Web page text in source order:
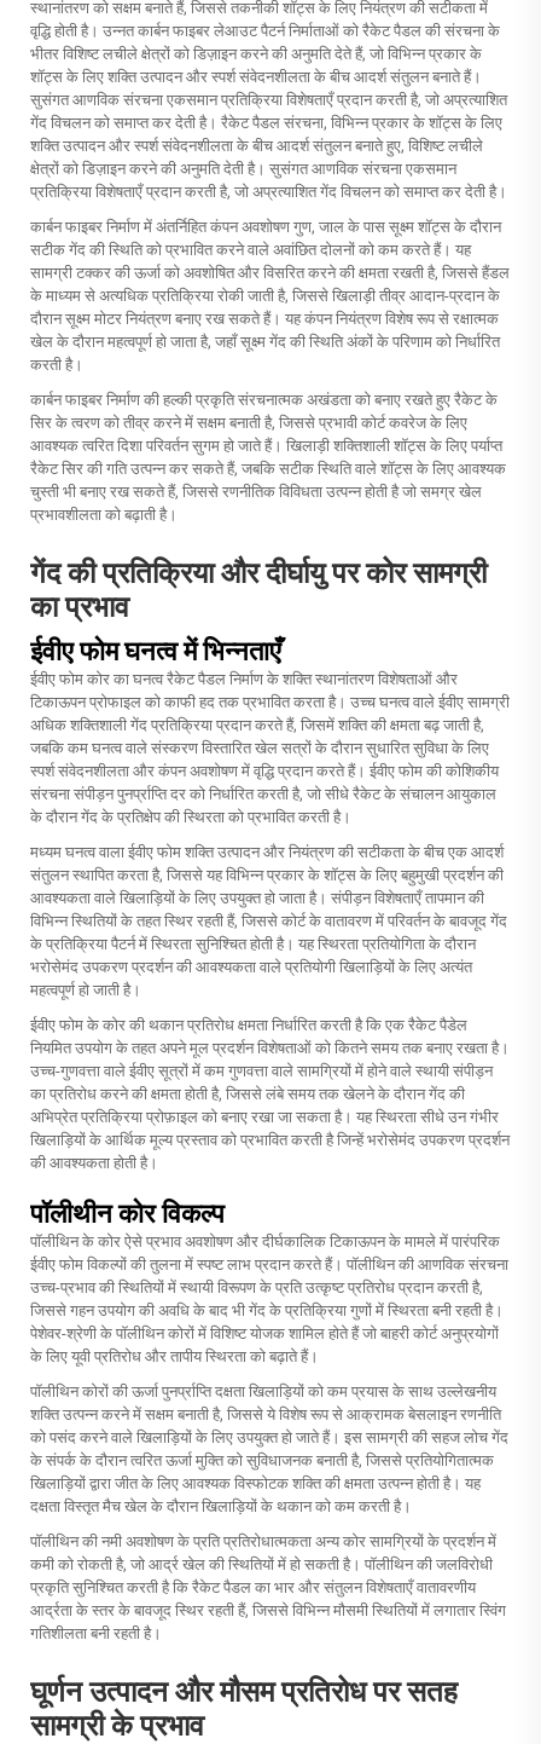
स्थानांतरण को सक्षम बनाते हैं, जिससे तकनीकी शॉट्स के लिए नियंत्रण की सटीकता में
वृद्धि होती है। उन्नत कार्बन फाइबर लेआउट पैटर्न निर्माताओं को रैकेट पैडल की संरचना के
भीतर विशिष्ट लचीले क्षेत्रों को डिज़ाइन करने की अनुमति देते हैं, जो विभिन्न प्रकार के
शॉट्स के लिए शक्ति उत्पादन और स्पर्श संवेदनशीलता के बीच आदर्श संतुलन बनाते हैं।
सुसंगत आणविक संरचना एकसमान प्रतिक्रिया विशेषताएँ प्रदान करती है, जो अप्रत्याशित
गेंद विचलन को समाप्त कर देती है। रैकेट पैडल संरचना, विभिन्न प्रकार के शॉट्स के लिए
शक्ति उत्पादन और स्पर्श संवेदनशीलता के बीच आदर्श संतुलन बनाते हुए, विशिष्ट लचीले
क्षेत्रों को डिज़ाइन करने की अनुमति देती है। सुसंगत आणविक संरचना एकसमान
प्रतिक्रिया विशेषताएँ प्रदान करती है, जो अप्रत्याशित गेंद विचलन को समाप्त कर देती है।
कार्बन फाइबर निर्माण में अंतर्निहित कंपन अवशोषण गुण, जाल के पास सूक्ष्म शॉट्स के दौरान
सटीक गेंद की स्थिति को प्रभावित करने वाले अवांछित दोलनों को कम करते हैं। यह
सामग्री टक्कर की ऊर्जा को अवशोषित और विसरित करने की क्षमता रखती है, जिससे हैंडल
के माध्यम से अत्यधिक प्रतिक्रिया रोकी जाती है, जिससे खिलाड़ी तीव्र आदान-प्रदान के
दौरान सूक्ष्म मोटर नियंत्रण बनाए रख सकते हैं। यह कंपन नियंत्रण विशेष रूप से रक्षात्मक
खेल के दौरान महत्वपूर्ण हो जाता है, जहाँ सूक्ष्म गेंद की स्थिति अंकों के परिणाम को निर्धारित
करती है।
कार्बन फाइबर निर्माण की हल्की प्रकृति संरचनात्मक अखंडता को बनाए रखते हुए रैकेट के
सिर के त्वरण को तीव्र करने में सक्षम बनाती है, जिससे प्रभावी कोर्ट कवरेज के लिए
आवश्यक त्वरित दिशा परिवर्तन सुगम हो जाते हैं। खिलाड़ी शक्तिशाली शॉट्स के लिए पर्याप्त
रैकेट सिर की गति उत्पन्न कर सकते हैं, जबकि सटीक स्थिति वाले शॉट्स के लिए आवश्यक
चुस्ती भी बनाए रख सकते हैं, जिससे रणनीतिक विविधता उत्पन्न होती है जो समग्र खेल
प्रभावशीलता को बढ़ाती है।
गेंद की प्रतिक्रिया और दीर्घायु पर कोर सामग्री
का प्रभाव
ईवीए फोम घनत्व में भिन्नताएँ
ईवीए फोम कोर का घनत्व रैकेट पैडल निर्माण के शक्ति स्थानांतरण विशेषताओं और
टिकाऊपन प्रोफाइल को काफी हद तक प्रभावित करता है। उच्च घनत्व वाले ईवीए सामग्री
अधिक शक्तिशाली गेंद प्रतिक्रिया प्रदान करते हैं, जिसमें शक्ति की क्षमता बढ़ जाती है,
जबकि कम घनत्व वाले संस्करण विस्तारित खेल सत्रों के दौरान सुधारित सुविधा के लिए
स्पर्श संवेदनशीलता और कंपन अवशोषण में वृद्धि प्रदान करते हैं। ईवीए फोम की कोशिकीय
संरचना संपीड़न पुनर्प्राप्ति दर को निर्धारित करती है, जो सीधे रैकेट के संचालन आयुकाल
के दौरान गेंद के प्रतिक्षेप की स्थिरता को प्रभावित करती है।
मध्यम घनत्व वाला ईवीए फोम शक्ति उत्पादन और नियंत्रण की सटीकता के बीच एक आदर्श
संतुलन स्थापित करता है, जिससे यह विभिन्न प्रकार के शॉट्स के लिए बहुमुखी प्रदर्शन की
आवश्यकता वाले खिलाड़ियों के लिए उपयुक्त हो जाता है। संपीड़न विशेषताएँ तापमान की
विभिन्न स्थितियों के तहत स्थिर रहती हैं, जिससे कोर्ट के वातावरण में परिवर्तन के बावजूद गेंद
के प्रतिक्रिया पैटर्न में स्थिरता सुनिश्चित होती है। यह स्थिरता प्रतियोगिता के दौरान
भरोसेमंद उपकरण प्रदर्शन की आवश्यकता वाले प्रतियोगी खिलाड़ियों के लिए अत्यंत
महत्वपूर्ण हो जाती है।
ईवीए फोम के कोर की थकान प्रतिरोध क्षमता निर्धारित करती है कि एक रैकेट पैडेल
नियमित उपयोग के तहत अपने मूल प्रदर्शन विशेषताओं को कितने समय तक बनाए रखता है।
उच्च-गुणवत्ता वाले ईवीए सूत्रों में कम गुणवत्ता वाले सामग्रियों में होने वाले स्थायी संपीड़न
का प्रतिरोध करने की क्षमता होती है, जिससे लंबे समय तक खेलने के दौरान गेंद की
अभिप्रेत प्रतिक्रिया प्रोफ़ाइल को बनाए रखा जा सकता है। यह स्थिरता सीधे उन गंभीर
खिलाड़ियों के आर्थिक मूल्य प्रस्ताव को प्रभावित करती है जिन्हें भरोसेमंद उपकरण प्रदर्शन
की आवश्यकता होती है।
पॉलीथीन कोर विकल्प
पॉलीथिन के कोर ऐसे प्रभाव अवशोषण और दीर्घकालिक टिकाऊपन के मामले में पारंपरिक
ईवीए फोम विकल्पों की तुलना में स्पष्ट लाभ प्रदान करते हैं। पॉलीथिन की आणविक संरचना
उच्च-प्रभाव की स्थितियों में स्थायी विरूपण के प्रति उत्कृष्ट प्रतिरोध प्रदान करती है,
जिससे गहन उपयोग की अवधि के बाद भी गेंद के प्रतिक्रिया गुणों में स्थिरता बनी रहती है।
पेशेवर-श्रेणी के पॉलीथिन कोरों में विशिष्ट योजक शामिल होते हैं जो बाहरी कोर्ट अनुप्रयोगों
के लिए यूवी प्रतिरोध और तापीय स्थिरता को बढ़ाते हैं।
पॉलीथिन कोरों की ऊर्जा पुनर्प्राप्ति दक्षता खिलाड़ियों को कम प्रयास के साथ उल्लेखनीय
शक्ति उत्पन्न करने में सक्षम बनाती है, जिससे ये विशेष रूप से आक्रामक बेसलाइन रणनीति
को पसंद करने वाले खिलाड़ियों के लिए उपयुक्त हो जाते हैं। इस सामग्री की सहज लोच गेंद
के संपर्क के दौरान त्वरित ऊर्जा मुक्ति को सुविधाजनक बनाती है, जिससे प्रतियोगितात्मक
खिलाड़ियों द्वारा जीत के लिए आवश्यक विस्फोटक शक्ति की क्षमता उत्पन्न होती है। यह
दक्षता विस्तृत मैच खेल के दौरान खिलाड़ियों के थकान को कम करती है।
पॉलीथिन की नमी अवशोषण के प्रति प्रतिरोधात्मकता अन्य कोर सामग्रियों के प्रदर्शन में
कमी को रोकती है, जो आर्द्र खेल की स्थितियों में हो सकती है। पॉलीथिन की जलविरोधी
प्रकृति सुनिश्चित करती है कि रैकेट पैडल का भार और संतुलन विशेषताएँ वातावरणीय
आर्द्रता के स्तर के बावजूद स्थिर रहती हैं, जिससे विभिन्न मौसमी स्थितियों में लगातार स्विंग
गतिशीलता बनी रहती है।
घूर्णन उत्पादन और मौसम प्रतिरोध पर सतह
सामग्री के प्रभाव